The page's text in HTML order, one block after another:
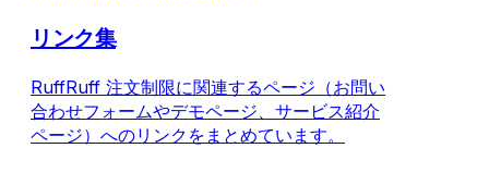
リンク集
RuffRuff 注文制限に関連するページ（お問い
合わせフォームやデモページ、サービス紹介
ページ）へのリンクをまとめています。